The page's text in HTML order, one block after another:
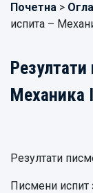
Почетна >
испита –
Механика
Резултати
Писмени испит